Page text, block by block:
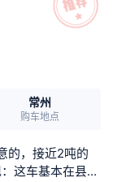
常州
购车地点
的，接近2吨的
这车基本在县道